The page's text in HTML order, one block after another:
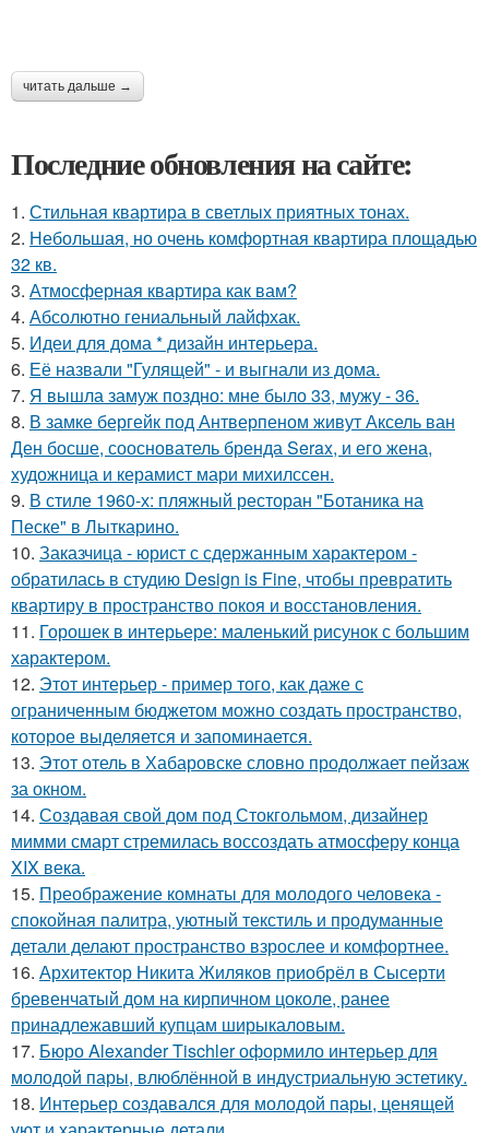
читать дальше →
Последние обновления на сайте:
1. Стильная квартира в светлых приятных тонах.
2. Небольшая, но очень комфортная квартира площадью
32 кв.
3. Атмосферная квартира как вам?
4. Абсолютно гениальный лайфхак.
5. Идеи для дома * дизайн интерьера.
6. Её назвали "Гулящей" - и выгнали из дома.
7. Я вышла замуж поздно: мне было 33, мужу - 36.
8. В замке бергейк под Антверпеном живут Аксель ван
Ден босше, сооснователь бренда Serax, и его жена,
художница и керамист мари михилссен.
9. В стиле 1960-х: пляжный ресторан "Ботаника на
Песке" в Лыткарино.
10. Заказчица - юрист с сдержанным характером -
обратилась в студию Design is Fine, чтобы превратить
квартиру в пространство покоя и восстановления.
11. Горошек в интерьере: маленький рисунок с большим
характером.
12. Этот интерьер - пример того, как даже с
ограниченным бюджетом можно создать пространство,
которое выделяется и запоминается.
13. Этот отель в Хабаровске словно продолжает пейзаж
за окном.
14. Создавая свой дом под Стокгольмом, дизайнер
мимми смарт стремилась воссоздать атмосферу конца
XIX века.
15. Преображение комнаты для молодого человека -
спокойная палитра, уютный текстиль и продуманные
детали делают пространство взрослее и комфортнее.
16. Архитектор Никита Жиляков приобрёл в Сысерти
бревенчатый дом на кирпичном цоколе, ранее
принадлежавший купцам ширыкаловым.
17. Бюро Alexander Tischler оформило интерьер для
молодой пары, влюблённой в индустриальную эстетику.
18. Интерьер создавался для молодой пары, ценящей